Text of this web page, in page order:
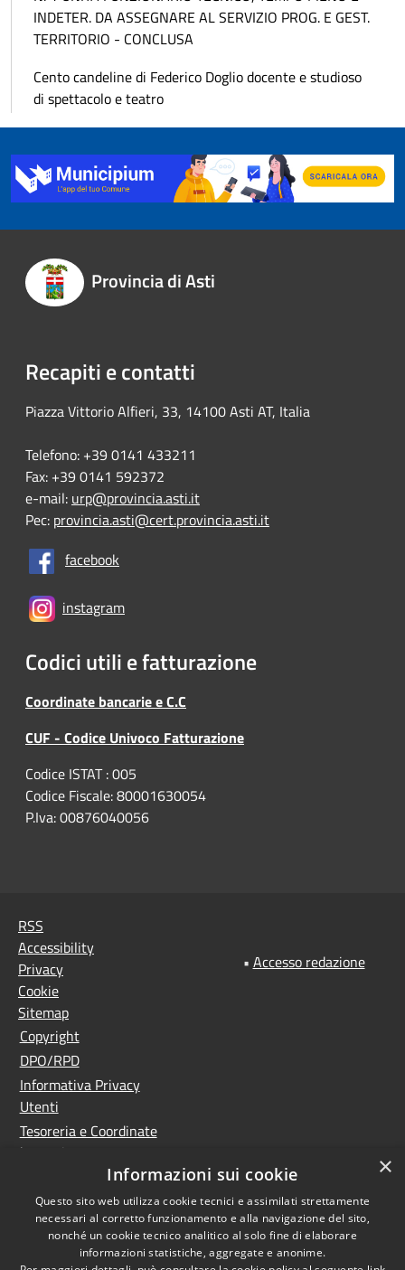
INDETER. DA ASSEGNARE AL SERVIZIO PROG. E GEST.
TERRITORIO - CONCLUSA
Cento candeline di Federico Doglio docente e studioso
di spettacolo e teatro
Provincia di Asti
Recapiti e contatti
Piazza Vittorio Alfieri, 33, 14100 Asti AT, Italia
Telefono: +39 0141 433211
Fax: +39 0141 592372
e-mail: urp@provincia.asti.it
Pec: provincia.asti@cert.provincia.asti.it
facebook
instagram
Codici utili e fatturazione
Coordinate bancarie e C.C
CUF - Codice Univoco Fatturazione
Codice ISTAT : 005
Codice Fiscale: 80001630054
P.Iva: 00876040056
RSS
Accessibility
Privacy
Cookie
Sitemap
Copyright
DPO/RPD
Informativa Privacy
Utenti
Tesoreria e Coordinate
bancarie
Controlla la tua posta
PNRR (Piano Nazionale
di Ripresa e Resilienza)
Meccanismo di feedback
• Accesso redazione
×
Informazioni sui cookie
Questo sito web utilizza cookie tecnici e assimilati strettamente
necessari al corretto funzionamento e alla navigazione del sito,
nonché un cookie tecnico analitico al solo fine di elaborare
informazioni statistiche, aggregate e anonime.